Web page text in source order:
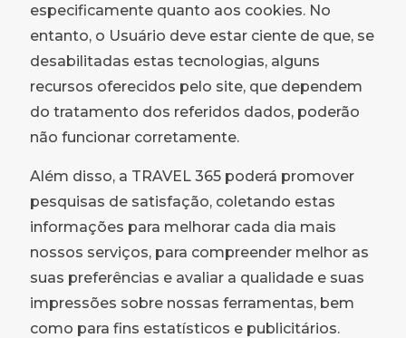
especificamente quanto aos cookies. No
entanto, o Usuário deve estar ciente de que, se
desabilitadas estas tecnologias, alguns
recursos oferecidos pelo site, que dependem
do tratamento dos referidos dados, poderão
não funcionar corretamente.
Além disso, a TRAVEL 365 poderá promover
pesquisas de satisfação, coletando estas
informações para melhorar cada dia mais
nossos serviços, para compreender melhor as
suas preferências e avaliar a qualidade e suas
impressões sobre nossas ferramentas, bem
como para fins estatísticos e publicitários.